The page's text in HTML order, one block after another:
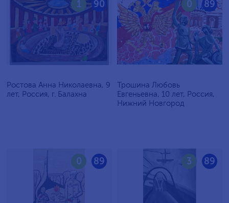
90
1
Ростова Анна Николаевна, 9
лет, Россия, г. Балахна
89
0
Трошина Любовь
Евгеньевна, 10 лет, Россия,
Нижний Новгород
89
0 89
3